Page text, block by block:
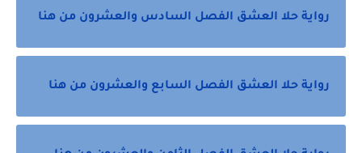
رواية حلا العشق الفصل السادس والعشرون من هنا
رواية حلا العشق الفصل السابع والعشرون من هنا